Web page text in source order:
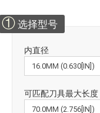
① 选择型号
内直径
可匹配刀具最大长度